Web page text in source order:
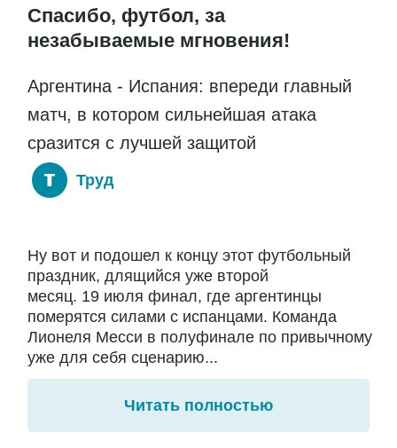
Спасибо, футбол, за
незабываемые мгновения!
Аргентина - Испания: впереди главный
матч, в котором сильнейшая атака
сразится с лучшей защитой
Труд
Ну вот и подошел к концу этот футбольный
праздник, длящийся уже второй
месяц. 19 июля финал, где аргентинцы
померятся силами с испанцами. Команда
Лионеля Месси в полуфинале по привычному
уже для себя сценарию...
Читать полностью